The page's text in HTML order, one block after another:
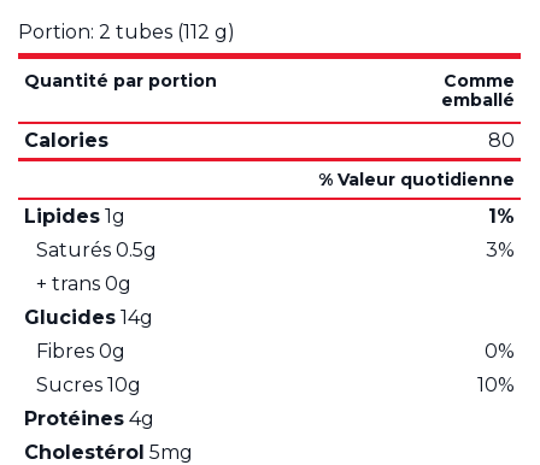
Portion: 2 tubes (112 g)
Quantité par portion
Comme
emballé
Calories 80
% Valeur quotidienne
Lipides 1g
1%
Saturés 0.5g
3%
+ trans 0g
Glucides 14g
Fibres 0g
0%
Sucres 10g
10%
Protéines 4g
Cholestérol 5mg